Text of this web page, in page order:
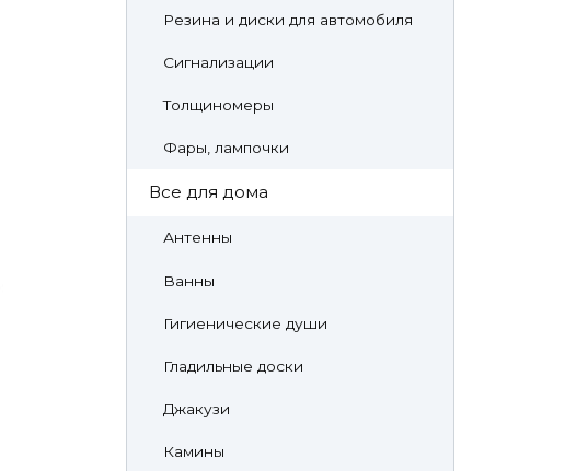
Резина и диски для автомобиля
Сигнализации
Толщиномеры
Фары, лампочки
Все для дома
Антенны
Ванны
Гигиенические души
Гладильные доски
Джакузи
Камины